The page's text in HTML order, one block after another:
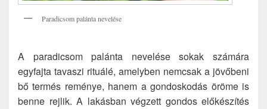
Paradicsom palánta nevelése
A paradicsom palánta nevelése sokak számára
egyfajta tavaszi rituálé, amelyben nemcsak a jövőbeni
bő termés reménye, hanem a gondoskodás öröme is
benne rejlik. A lakásban végzett gondos előkészítés